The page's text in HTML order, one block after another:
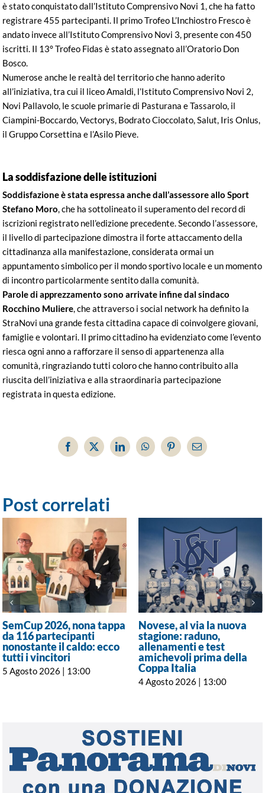
è stato conquistato dall’Istituto Comprensivo Novi 1, che ha fatto
registrare 455 partecipanti. Il primo Trofeo L’Inchiostro Fresco è
andato invece all’Istituto Comprensivo Novi 3, presente con 450
iscritti. Il 13° Trofeo Fidas è stato assegnato all’Oratorio Don
Bosco.
Numerose anche le realtà del territorio che hanno aderito
all’iniziativa, tra cui il liceo Amaldi, l’Istituto Comprensivo Novi 2,
Novi Pallavolo, le scuole primarie di Pasturana e Tassarolo, il
Ciampini-Boccardo, Vectorys, Bodrato Cioccolato, Salut, Iris Onlus,
il Gruppo Corsettina e l’Asilo Pieve.
La soddisfazione delle istituzioni
Soddisfazione è stata espressa anche dall’assessore allo Sport
Stefano Moro , che ha sottolineato il superamento del record di
iscrizioni registrato nell’edizione precedente. Secondo l’assessore,
il livello di partecipazione dimostra il forte attaccamento della
cittadinanza alla manifestazione, considerata ormai un
appuntamento simbolico per il mondo sportivo locale e un momento
di incontro particolarmente sentito dalla comunità.
Parole di apprezzamento sono arrivate infine dal sindaco
Rocchino Muliere , che attraverso i social network ha definito la
StraNovi una grande festa cittadina capace di coinvolgere giovani,
famiglie e volontari. Il primo cittadino ha evidenziato come l’evento
riesca ogni anno a rafforzare il senso di appartenenza alla
comunità, ringraziando tutti coloro che hanno contribuito alla
riuscita dell’iniziativa e alla straordinaria partecipazione
registrata in questa edizione.
Facebook
X LinkedInWhatsAppPinterestEmail
Post correlati
SemCup 2026, nona tappa
da 116 partecipanti
nonostante il caldo: ecco
tutti i vincitori
5 Agosto 2026 | 13:00
Novese, al via la nuova
stagione: raduno,
allenamenti e test
amichevoli prima della
Coppa Italia
4 Agosto 2026 | 13:00